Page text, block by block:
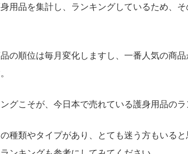
用品を集計し、ランキングしているため、
の順位は毎月変化しますし、一番人気の商
グこそが、今日本で売れている護身用品の
種類やタイプがあり、とても迷う方もいる